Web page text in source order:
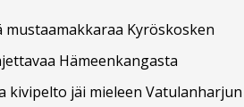
mustaamakkaraa Kyröskosken
Hämeenkangasta
kivipelto jäi mieleen Vatulanharjun